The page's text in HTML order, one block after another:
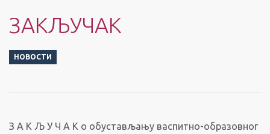
ЗАКЉУЧАК
НОВОСТИ
З А К Љ У Ч А К о обустављању васпитно-образовног